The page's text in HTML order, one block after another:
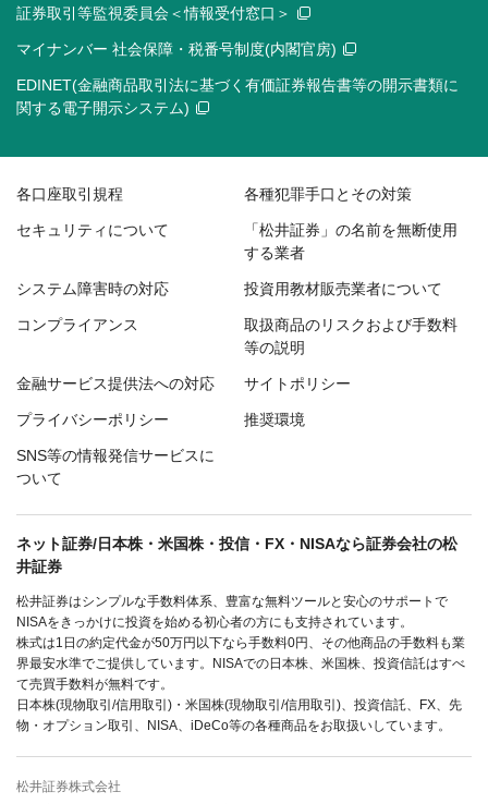
証券取引等監視委員会＜情報受付窓口＞
マイナンバー 社会保障・税番号制度(内閣官房)
EDINET(金融商品取引法に基づく有価証券報告書等の開示書類に
関する電子開示システム)
各口座取引規程 各種犯罪手口とその対策
セキュリティについて
「松井証券」の名前を無断使用
する業者
システム障害時の対応 投資用教材販売業者について
コンプライアンス
取扱商品のリスクおよび手数料
等の説明
金融サービス提供法への対応 サイトポリシー
プライバシーポリシー 推奨環境
SNS等の情報発信サービスに
ついて
ネット証券/日本株・米国株・投信・FX・NISAなら証券会社の松
井証券
松井証券はシンプルな手数料体系、豊富な無料ツールと安心のサポートで
NISAをきっかけに投資を始める初心者の方にも支持されています。
株式は1日の約定代金が50万円以下なら手数料0円、その他商品の手数料も業
界最安水準でご提供しています。NISAでの日本株、米国株、投資信託はすべ
て売買手数料が無料です。
日本株(現物取引/信用取引)・米国株(現物取引/信用取引)、投資信託、FX、先
物・オプション取引、NISA、iDeCo等の各種商品をお取扱いしています。
松井証券株式会社